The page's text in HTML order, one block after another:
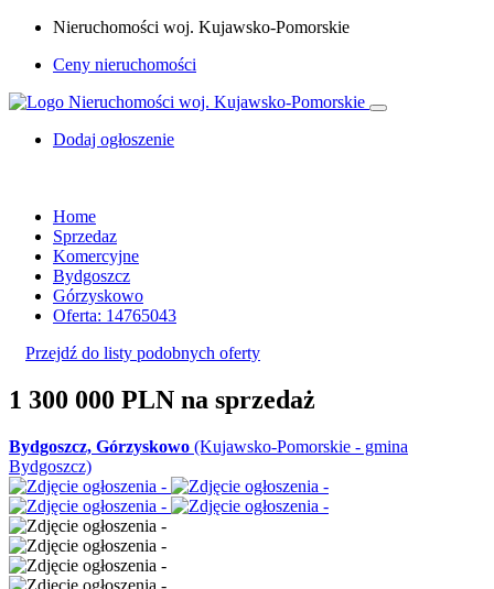
Nieruchomości woj. Kujawsko-Pomorskie
Ceny nieruchomości
Dodaj ogłoszenie
Home
Sprzedaz
Komercyjne
Bydgoszcz
Górzyskowo
Oferta: 14765043
Przejdź do listy podobnych oferty
1 300 000 PLN na sprzedaż
Bydgoszcz, Górzyskowo (Kujawsko-Pomorskie - gmina
Bydgoszcz)